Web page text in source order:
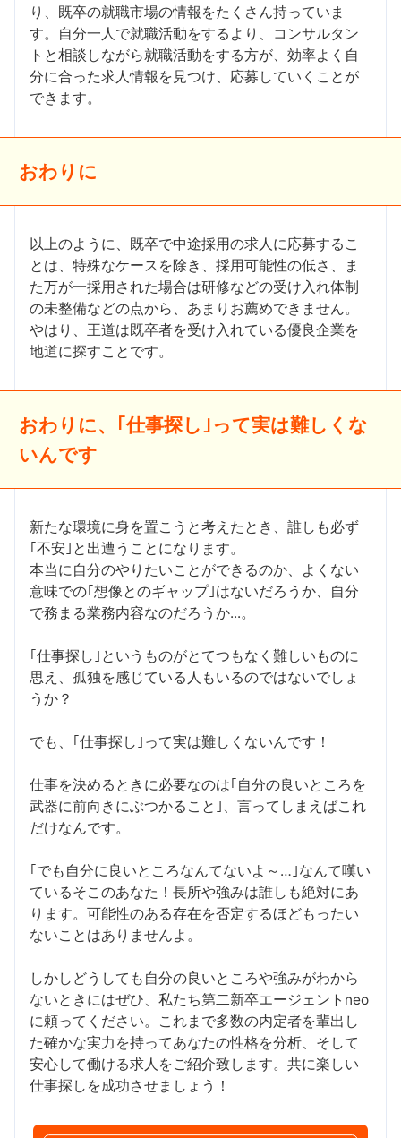
り、既卒の就職市場の情報をたくさん持っていま
す。自分一人で就職活動をするより、コンサルタン
トと相談しながら就職活動をする方が、効率よく自
分に合った求人情報を見つけ、応募していくことが
できます。
おわりに
以上のように、既卒で中途採用の求人に応募するこ
とは、特殊なケースを除き、採用可能性の低さ、ま
た万が一採用された場合は研修などの受け入れ体制
の未整備などの点から、あまりお薦めできません。
やはり、王道は既卒者を受け入れている優良企業を
地道に探すことです。
おわりに、｢仕事探し｣って実は難しくな
いんです
新たな環境に身を置こうと考えたとき、誰しも必ず
｢不安｣と出遭うことになります。
本当に自分のやりたいことができるのか、よくない
意味での｢想像とのギャップ｣はないだろうか、自分
で務まる業務内容なのだろうか...。
｢仕事探し｣というものがとてつもなく難しいものに
思え、孤独を感じている人もいるのではないでしょ
うか？
でも、｢仕事探し｣って実は難しくないんです！
仕事を決めるときに必要なのは｢自分の良いところを
武器に前向きにぶつかること｣、言ってしまえばこれ
だけなんです。
｢でも自分に良いところなんてないよ～…｣なんて嘆い
ているそこのあなた！長所や強みは誰しも絶対にあ
ります。可能性のある存在を否定するほどもったい
ないことはありませんよ。
しかしどうしても自分の良いところや強みがわから
ないときにはぜひ、私たち第二新卒エージェントneo
に頼ってください。これまで多数の内定者を輩出し
た確かな実力を持ってあなたの性格を分析、そして
安心して働ける求人をご紹介致します。共に楽しい
仕事探しを成功させましょう！